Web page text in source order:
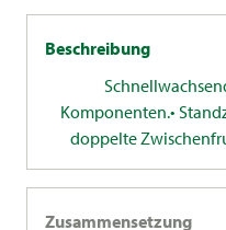
Beschreibung
Komponenten.•
doppelte
Zusammensetzung